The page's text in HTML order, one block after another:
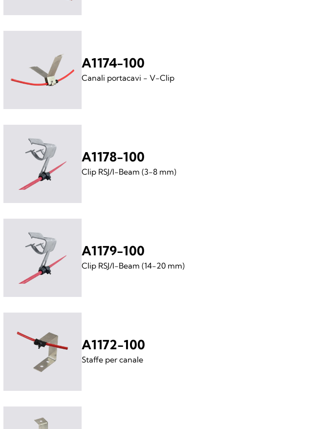
A1174-100
Canali portacavi - V-Clip
A1178-100
Clip RSJ/I-Beam (3-8 mm)
A1179-100
Clip RSJ/I-Beam (14-20 mm)
A1172-100
Staffe per canale